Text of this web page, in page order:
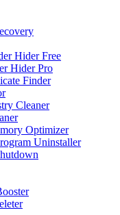
Hider Free
Hider Pro
Finder
Cleaner
Optimizer
Uninstaller